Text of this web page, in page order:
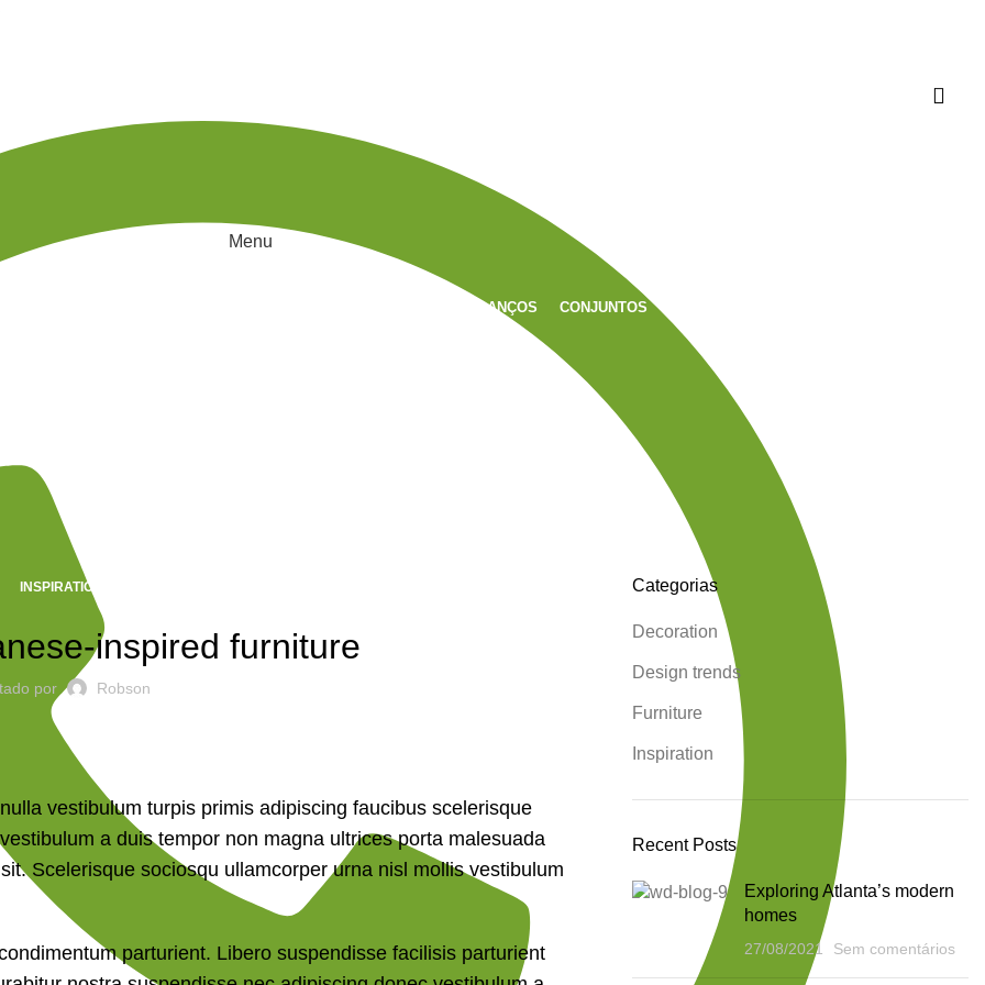
Menu
BALANÇOS CONJUNTOS
INSPIRATION
inspired furniture
por Robson
vestibulum turpis primis adipiscing faucibus scelerisque
a duis tempor non magna ultrices porta malesuada
Scelerisque sociosqu ullamcorper urna nisl mollis vestibulum
parturient. Libero suspendisse facilisis parturient
Categorias
Decoration
Design trends
Furniture
Inspiration
Recent Posts
Exploring Atlanta’s modern
homes
27/08/2021 Sem comentários